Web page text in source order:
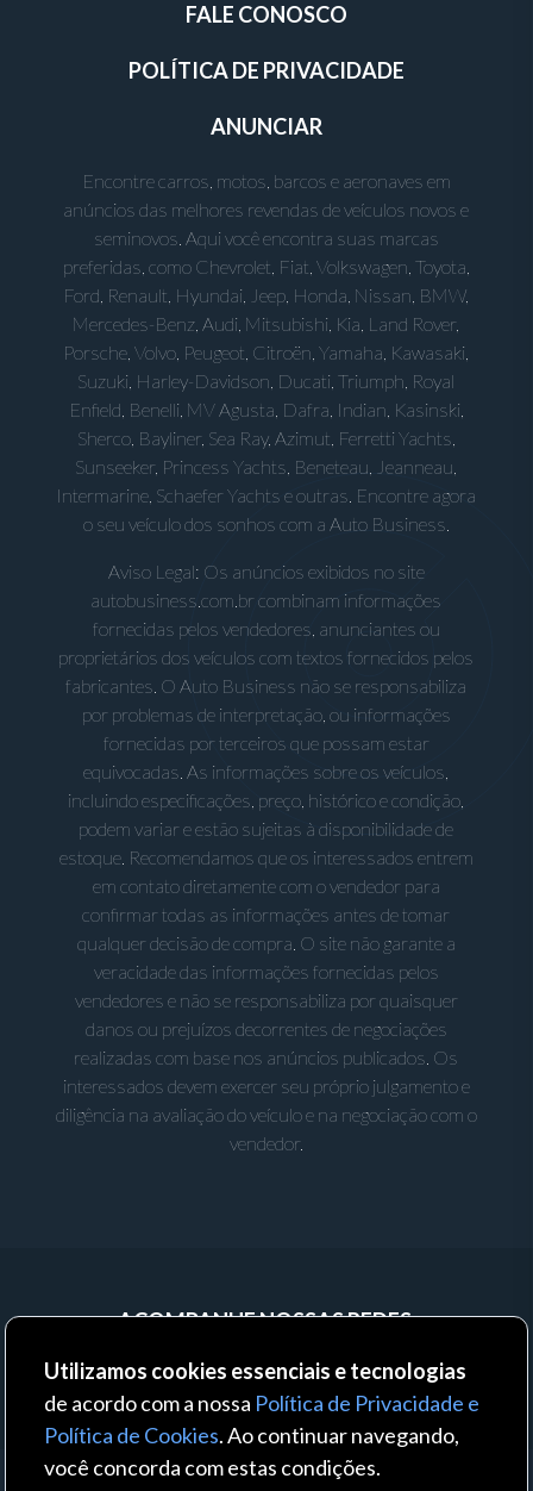
FALE CONOSCO
POLÍTICA DE PRIVACIDADE
ANUNCIAR
Encontre carros, motos, barcos e aeronaves em
anúncios das melhores revendas de veículos novos e
seminovos. Aqui você encontra suas marcas
preferidas, como Chevrolet, Fiat, Volkswagen, Toyota,
Ford, Renault, Hyundai, Jeep, Honda, Nissan, BMW,
Mercedes-Benz, Audi, Mitsubishi, Kia, Land Rover,
Porsche, Volvo, Peugeot, Citroën, Yamaha, Kawasaki,
Suzuki, Harley-Davidson, Ducati, Triumph, Royal
Enfield, Benelli, MV Agusta, Dafra, Indian, Kasinski,
Sherco, Bayliner, Sea Ray, Azimut, Ferretti Yachts,
Sunseeker, Princess Yachts, Beneteau, Jeanneau,
Intermarine, Schaefer Yachts e outras. Encontre agora
o seu veículo dos sonhos com a Auto Business.
Aviso Legal: Os anúncios exibidos no site
autobusiness.com.br combinam informações
fornecidas pelos vendedores, anunciantes ou
proprietários dos veículos com textos fornecidos pelos
fabricantes. O Auto Business não se responsabiliza
por problemas de interpretação, ou informações
fornecidas por terceiros que possam estar
equivocadas. As informações sobre os veículos,
incluindo especificações, preço, histórico e condição,
podem variar e estão sujeitas à disponibilidade de
estoque. Recomendamos que os interessados entrem
em contato diretamente com o vendedor para
confirmar todas as informações antes de tomar
qualquer decisão de compra. O site não garante a
veracidade das informações fornecidas pelos
vendedores e não se responsabiliza por quaisquer
danos ou prejuízos decorrentes de negociações
realizadas com base nos anúncios publicados. Os
interessados devem exercer seu próprio julgamento e
diligência na avaliação do veículo e na negociação com o
vendedor.
ACOMPANHE NOSSAS REDES:
Utilizamos cookies essenciais e tecnologias
de acordo com a nossa Política de Privacidade e
Política de Cookies. Ao continuar navegando,
você concorda com estas condições.